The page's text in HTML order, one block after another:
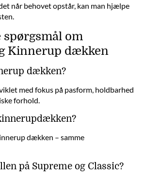
når behovet opstår, kan man hjælpe
spørgsmål om
Kinnerup dækken
dækken?
med fokus på pasform, holdbarhed
forhold.
dækken – samme
på Supreme og Classic?